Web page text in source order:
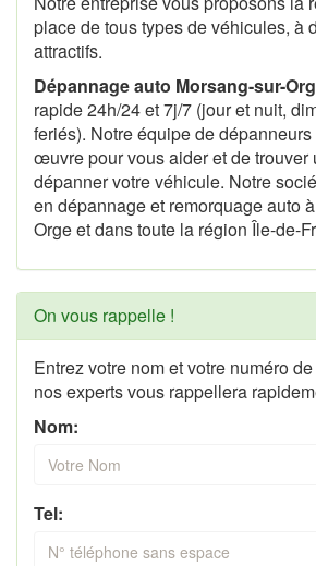
place de tous types de véhicules, à
attractifs.
Dépannage auto Morsang-sur-
rapide 24h/24 et 7j/7 (jour et nuit,
feriés). Notre équipe de
œuvre pour vous aider et de trouver
dépanner votre véhicule. Notre
en dépannage et remorquage auto
Orge et dans toute la région Île-de-
On vous rappelle !
Entrez votre nom et votre numéro
nos experts vous rappellera
Nom:
Tel: